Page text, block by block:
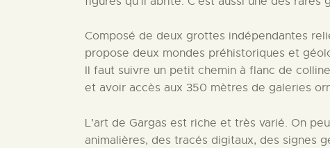
Composé de deux grottes indépendantes
propose deux mondes préhistoriques et
Il faut suivre un petit chemin à flanc de
et avoir accès aux 350 mètres de galeries
L’art de Gargas est riche et très varié. On
animalières, des tracés digitaux, des signes